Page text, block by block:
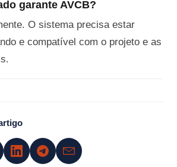
garante AVCB?
O sistema precisa estar
e compatível com o projeto e as